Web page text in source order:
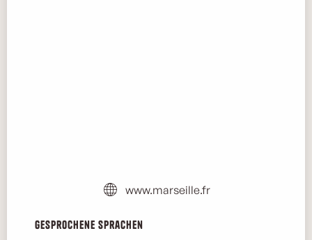
www.marseille.fr
Gesprochene Sprachen
Gesprochene Sprachen